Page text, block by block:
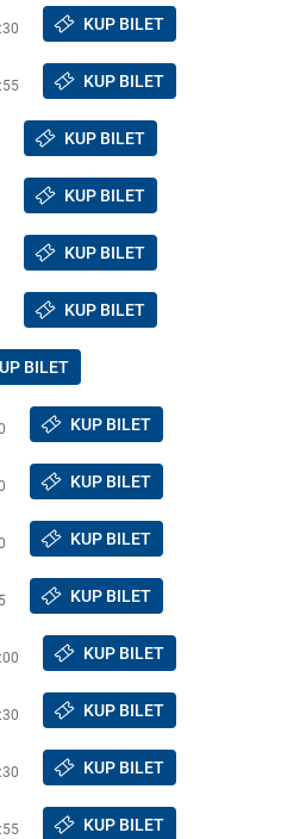
KUP BILET
KUP BILET
KUP BILET
KUP BILET
KUP BILET
KUP BILET
BILET
KUP BILET
KUP BILET
KUP BILET
KUP BILET
KUP BILET
KUP BILET
KUP BILET
KUP BILET